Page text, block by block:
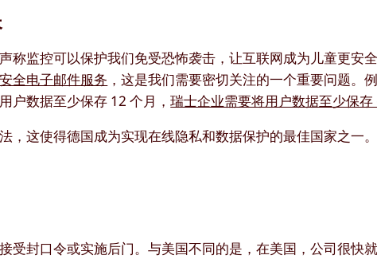
称监控可以保护我们免受恐怖袭击，让互联网成为儿童更安
安全电子邮件服务 ，这是我们需要密切关注的一个重要问题。
户数据至少保存 12 个月，瑞士企业需要将用户数据至少保存
，这使得德国成为实现在线隐私和数据保护的最佳国家之一。
受封口令或实施后门。与美国不同的是，在美国，公司很快